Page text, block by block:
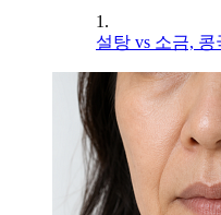
1.
설탕 vs 소금,